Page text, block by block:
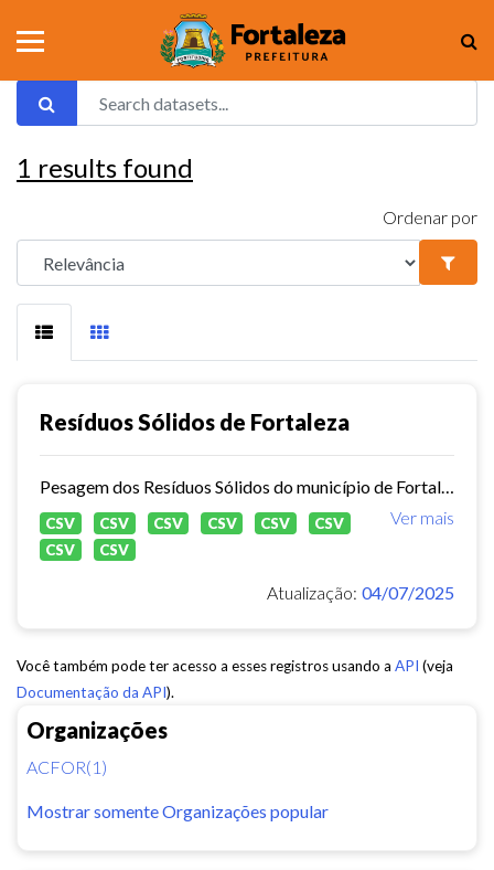
Organizações
ACFOR(1)
Mostrar somente Organizações popular
1 results found
Ordenar por
Resíduos Sólidos de Fortaleza
Ver mais
CSV CSV CSV CSV CSV
CSV
CSV
CSV
Atualização: 04/07/2025
Você também pode ter acesso a esses registros usando a API (veja
Documentação da API).